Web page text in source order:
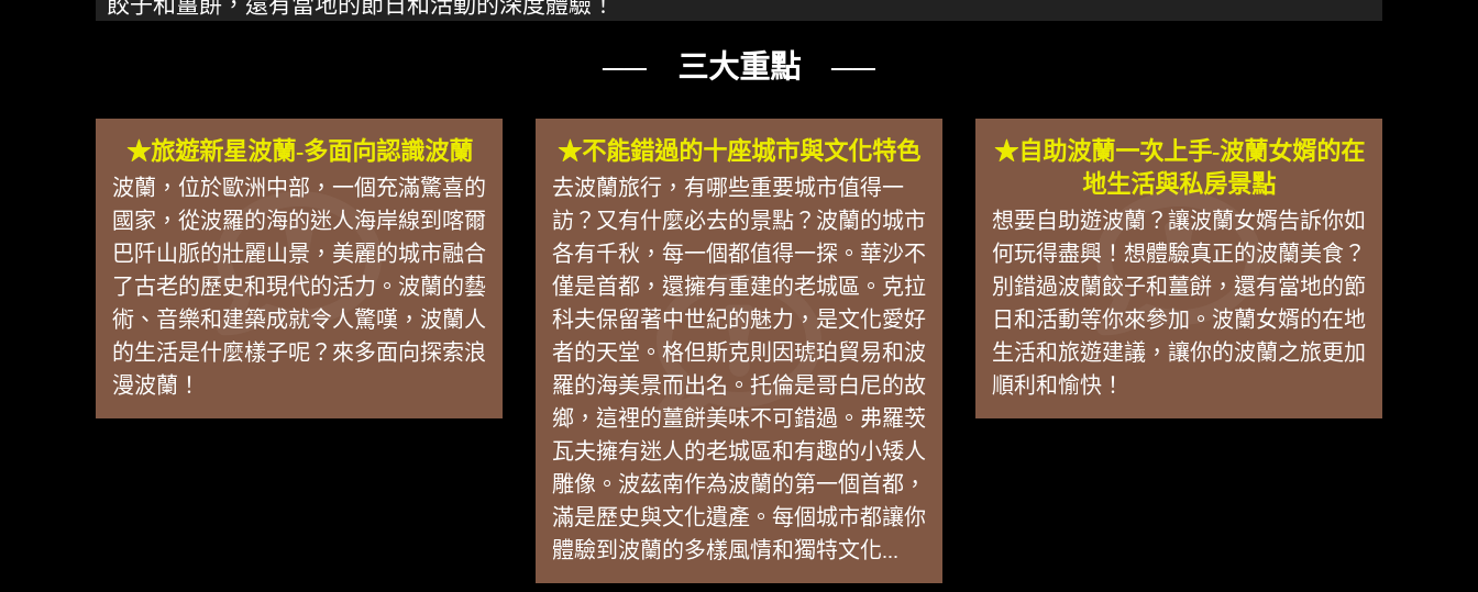
── 三大重點 ──
★旅遊新星波蘭-多面向認識波蘭
波蘭，位於歐洲中部，一個充滿驚喜的
國家，從波羅的海的迷人海岸線到喀爾
巴阡山脈的壯麗山景，美麗的城市融合
了古老的歷史和現代的活力。波蘭的藝
術、音樂和建築成就令人驚嘆，波蘭人
的生活是什麼樣子呢？來多面向探索浪
漫波蘭！
★不能錯過的十座城市與文化特色
去波蘭旅行，有哪些重要城市值得一
訪？又有什麼必去的景點？波蘭的城市
各有千秋，每一個都值得一探。華沙不
僅是首都，還擁有重建的老城區。克拉
科夫保留著中世紀的魅力，是文化愛好
者的天堂。格但斯克則因琥珀貿易和波
羅的海美景而出名。托倫是哥白尼的故
鄉，這裡的薑餅美味不可錯過。弗羅茨
瓦夫擁有迷人的老城區和有趣的小矮人
雕像。波茲南作為波蘭的第一個首都，
滿是歷史與文化遺產。每個城市都讓你
體驗到波蘭的多樣風情和獨特文化...
★自助波蘭一次上手-波蘭女婿的在
地生活與私房景點
想要自助遊波蘭？讓波蘭女婿告訴你如
何玩得盡興！想體驗真正的波蘭美食？
別錯過波蘭餃子和薑餅，還有當地的節
日和活動等你來參加。波蘭女婿的在地
生活和旅遊建議，讓你的波蘭之旅更加
順利和愉快！